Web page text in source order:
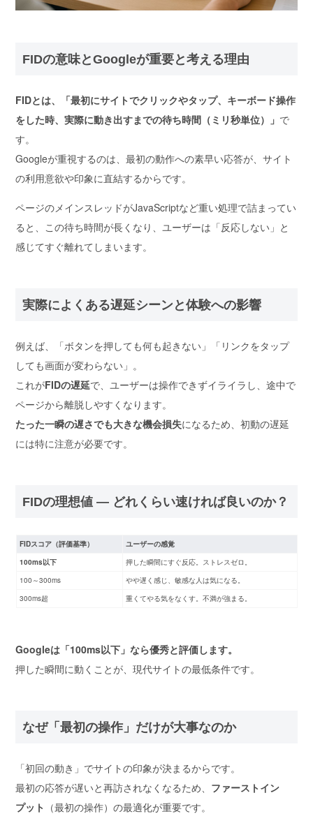
FIDの意味とGoogleが重要と考える理由
FIDとは、「最初にサイトでクリックやタップ、キーボード操作
をした時、実際に動き出すまでの待ち時間（ミリ秒単位）」 で
す。
Googleが重視するのは、最初の動作への素早い応答が、サイト
の利用意欲や印象に直結するからです。
ページのメインスレッドがJavaScriptなど重い処理で詰まってい
ると、この待ち時間が長くなり、ユーザーは「反応しない」と
感じてすぐ離れてしまいます。
実際によくある遅延シーンと体験への影響
例えば、
「ボタンを押しても何も起きない」「リンクをタップ
しても画面が変わらない」 。
これがFIDの遅延で、ユーザーは操作できずイライラし、途中で
ページから離脱しやすくなります。
たった一瞬の遅さでも大きな機会損失になるため、初動の遅延
には特に注意が必要です。
FIDの理想値 ― どれくらい速ければ良いのか？
FIDスコア（評価基準）
ユーザーの感覚
100ms以下
押した瞬間にすぐ反応。ストレスゼロ。
100～300ms
やや遅く感じ、敏感な人は気になる。
300ms超
重くてやる気をなくす。不満が強まる。
Googleは「100ms以下」なら優秀と評価します。
押した瞬間に動くことが、現代サイトの最低条件です。
なぜ「最初の操作」だけが大事なのか
「初回の動き」でサイトの印象が決まるからです。
最初の応答が遅いと再訪されなくなるため、 ファーストイン
プット （最初の操作）の最適化が重要です。